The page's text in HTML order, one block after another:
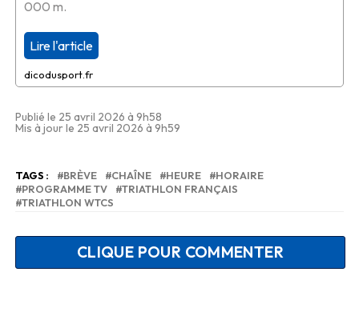
000 m.
Lire l'article
dicodusport.fr
Publié le 25 avril 2026 à 9h58
Mis à jour le 25 avril 2026 à 9h59
TAGS : BRÈVE CHAÎNE HEURE
HORAIRE
PROGRAMME TV
TRIATHLON FRANÇAIS
TRIATHLON WTCS
CLIQUE POUR COMMENTER